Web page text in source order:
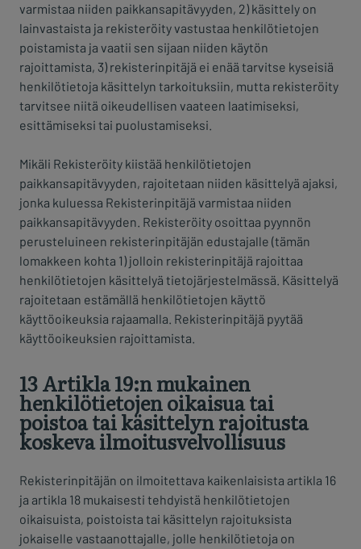
varmistaa niiden paikkansapitävyyden, 2) käsittely on
lainvastaista ja rekisteröity vastustaa henkilötietojen
poistamista ja vaatii sen sijaan niiden käytön
rajoittamista, 3) rekisterinpitäjä ei enää tarvitse kyseisiä
henkilötietoja käsittelyn tarkoituksiin, mutta rekisteröity
tarvitsee niitä oikeudellisen vaateen laatimiseksi,
esittämiseksi tai puolustamiseksi.
Mikäli Rekisteröity kiistää henkilötietojen
paikkansapitävyyden, rajoitetaan niiden käsittelyä ajaksi,
jonka kuluessa Rekisterinpitäjä varmistaa niiden
paikkansapitävyyden. Rekisteröity osoittaa pyynnön
perusteluineen rekisterinpitäjän edustajalle (tämän
lomakkeen kohta 1) jolloin rekisterinpitäjä rajoittaa
henkilötietojen käsittelyä tietojärjestelmässä. Käsittelyä
rajoitetaan estämällä henkilötietojen käyttö
käyttöoikeuksia rajaamalla. Rekisterinpitäjä pyytää
käyttöoikeuksien rajoittamista.
13 Artikla 19:n mukainen
henkilötietojen oikaisua tai
poistoa tai käsittelyn rajoitusta
koskeva ilmoitusvelvollisuus
Rekisterinpitäjän on ilmoitettava kaikenlaisista artikla 16
ja artikla 18 mukaisesti tehdyistä henkilötietojen
oikaisuista, poistoista tai käsittelyn rajoituksista
jokaiselle vastaanottajalle, jolle henkilötietoja on